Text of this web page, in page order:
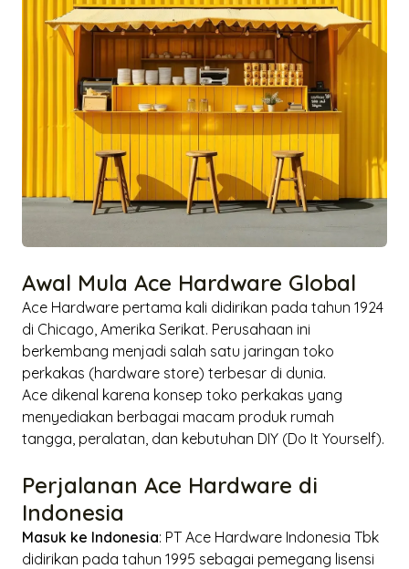
Awal Mula Ace Hardware Global
Ace Hardware pertama kali didirikan pada tahun 1924
di Chicago, Amerika Serikat. Perusahaan ini
berkembang menjadi salah satu jaringan toko
perkakas (hardware store) terbesar di dunia.
Ace dikenal karena konsep toko perkakas yang
menyediakan berbagai macam produk rumah
tangga, peralatan, dan kebutuhan DIY (Do It Yourself).
Perjalanan Ace Hardware di
Indonesia
Masuk ke Indonesia: PT Ace Hardware Indonesia Tbk
didirikan pada tahun 1995 sebagai pemegang lisensi